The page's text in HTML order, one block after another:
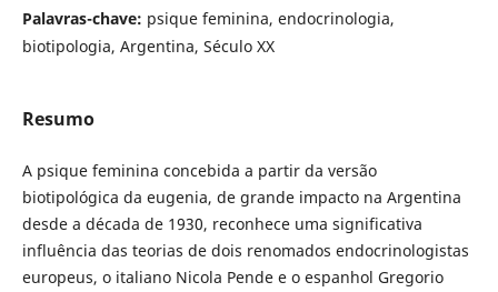
Palavras-chave: psique feminina, endocrinologia,
biotipologia, Argentina, Século XX
Resumo
A psique feminina concebida a partir da versão
biotipológica da eugenia, de grande impacto na Argentina
desde a década de 1930, reconhece uma significativa
influência das teorias de dois renomados endocrinologistas
europeus, o italiano Nicola Pende e o espanhol Gregorio